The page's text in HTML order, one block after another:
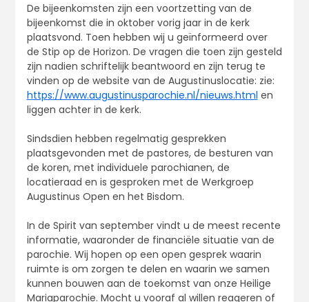
De bijeenkomsten zijn een voortzetting van de
bijeenkomst die in oktober vorig jaar in de kerk
plaatsvond. Toen hebben wij u geïnformeerd over
de Stip op de Horizon. De vragen die toen zijn gesteld
zijn nadien schriftelijk beantwoord en zijn terug te
vinden op de website van de Augustinuslocatie: zie:
https://www.augustinusparochie.nl/nieuws.html en
liggen achter in de kerk.
Sindsdien hebben regelmatig gesprekken
plaatsgevonden met de pastores, de besturen van
de koren, met individuele parochianen, de
locatieraad en is gesproken met de Werkgroep
Augustinus Open en het Bisdom.
In de Spirit van september vindt u de meest recente
informatie, waaronder de financiële situatie van de
parochie. Wij hopen op een open gesprek waarin
ruimte is om zorgen te delen en waarin we samen
kunnen bouwen aan de toekomst van onze Heilige
Mariaparochie. Mocht u vooraf al willen reageren of